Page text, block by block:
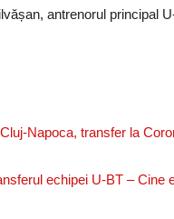
antrenorul principal
Napoca, transfer la
echipei U-BT – Cine